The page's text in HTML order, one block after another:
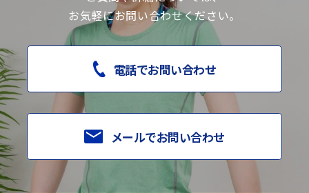
お気軽にお問い合わせください。
電話でお問い合わせ
メールでお問い合わせ